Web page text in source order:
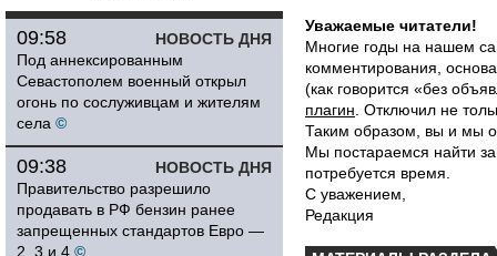
НОВОСТЬ ДНЯ
09:58
Под аннексированным
Севастополем военный открыл
огонь по сослуживцам и жителям
села ©
НОВОСТЬ ДНЯ
09:38
Правительство разрешило
продавать в РФ бензин ранее
запрещенных стандартов Евро —
2, 3 и 4 ©
Уважаемые читатели!
Многие годы на нашем
комментирования,
(как говорится «без
плагин . Отключил не
Таким образом, вы и мы
Мы постараемся найти
потребуется время.
С уважением,
Редакция